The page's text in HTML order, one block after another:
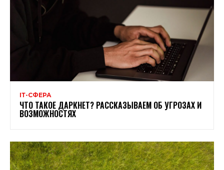
ІТ-СФЕРА
ЧТО ТАКОЕ ДАРКНЕТ? РАССКАЗЫВАЕМ ОБ УГРОЗАХ И
ВОЗМОЖНОСТЯХ